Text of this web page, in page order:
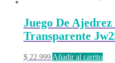
Juego De
Transparente
$ 22.999 Añadir al carrito